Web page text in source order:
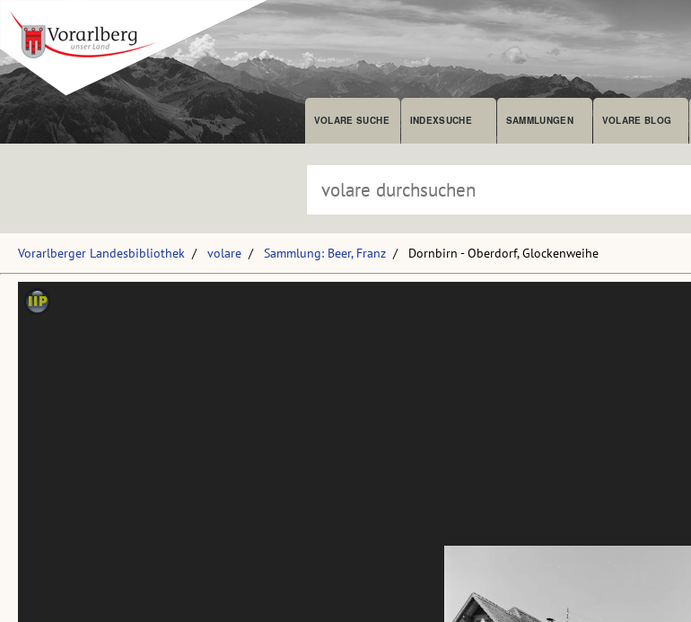
VOLARE SUCHE INDEXSUCHE SAMMLUNGEN VOLARE BLOG
Vorarlberger Landesbibliothek volare Sammlung: Beer, Franz Dornbirn - Oberdorf, Glockenweihe